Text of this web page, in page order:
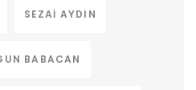
SEZAI AYDIN
BABACAN